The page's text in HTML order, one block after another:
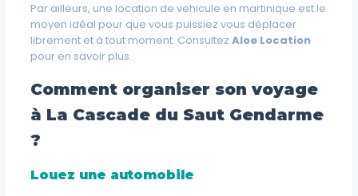
Par ailleurs, une location de vehicule en martinique est le
moyen idéal pour que vous puissiez vous déplacer
librement et à tout moment. Consultez Aloe Location
pour en savoir plus.
Comment organiser son voyage
à La Cascade du Saut Gendarme
?
Louez une automobile